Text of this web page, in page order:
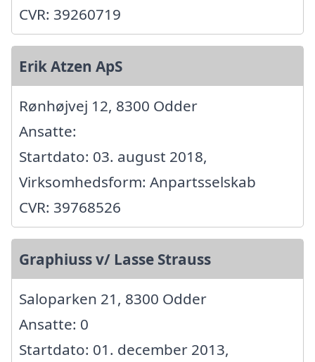
CVR: 39260719
Erik Atzen ApS
Rønhøjvej 12, 8300 Odder
Ansatte:
Startdato: 03. august 2018,
Virksomhedsform: Anpartsselskab
CVR: 39768526
Graphiuss v/ Lasse Strauss
Saloparken 21, 8300 Odder
Ansatte: 0
Startdato: 01. december 2013,